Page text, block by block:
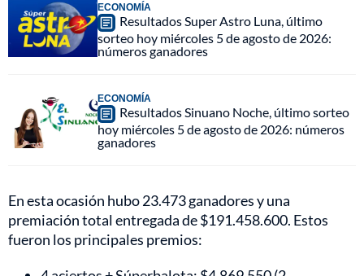
ECONOMÍA
Resultados Super Astro Luna, último
sorteo hoy miércoles 5 de agosto de 2026:
números ganadores
ECONOMÍA
Resultados Sinuano Noche, último sorteo
hoy miércoles 5 de agosto de 2026: números
ganadores
En esta ocasión hubo 23.473 ganadores y una
premiación total entregada de $191.458.600. Estos
fueron los principales premios: